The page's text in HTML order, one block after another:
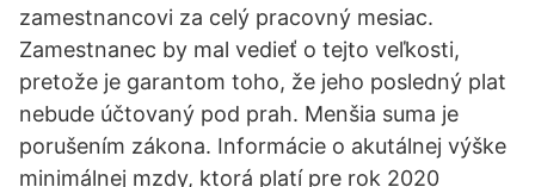
zamestnancovi za celý pracovný mesiac.
Zamestnanec by mal vedieť o tejto veľkosti,
pretože je garantom toho, že jeho posledný plat
nebude účtovaný pod prah. Menšia suma je
porušením zákona. Informácie o akutálnej výške
minimálnej mzdy, ktorá platí pre rok 2020